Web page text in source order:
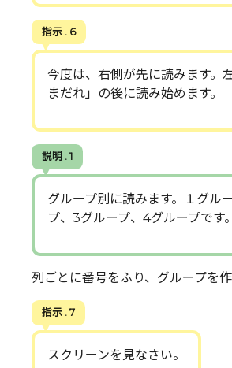
指示 . 6
今度は、右側が先に読みます。
まだれ」の後に読み始めます。
説明 . 1
グループ別に読みます。１グル
プ、3グループ、4グループです。
列ごとに番号をふり、グループを作
指示 . 7
スクリーンを見なさい。